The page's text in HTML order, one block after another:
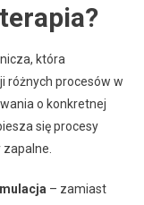
która
różnych procesów w
o konkretnej
się procesy
– zamiast